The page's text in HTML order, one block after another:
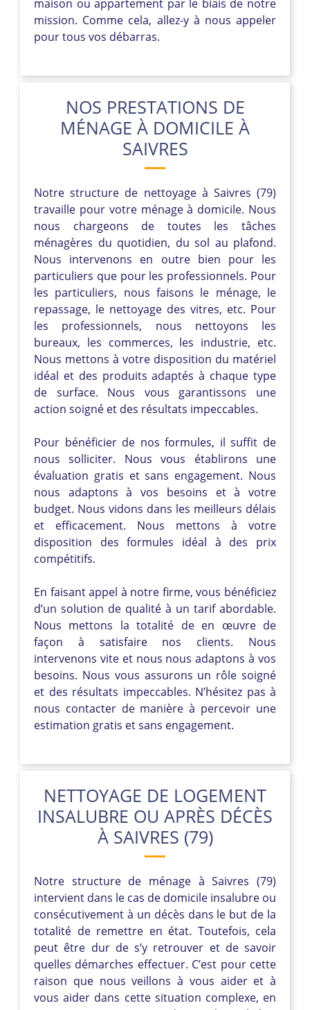
maison ou appartement par le biais de notre
mission. Comme cela, allez-y à nous appeler
pour tous vos débarras.
NOS PRESTATIONS DE
MÉNAGE À DOMICILE À
SAIVRES
Notre structure de nettoyage à Saivres (79)
travaille pour votre ménage à domicile. Nous
nous chargeons de toutes les tâches
ménagères du quotidien, du sol au plafond.
Nous intervenons en outre bien pour les
particuliers que pour les professionnels. Pour
les particuliers, nous faisons le ménage, le
repassage, le nettoyage des vitres, etc. Pour
les professionnels, nous nettoyons les
bureaux, les commerces, les industrie, etc.
Nous mettons à votre disposition du matériel
idéal et des produits adaptés à chaque type
de surface. Nous vous garantissons une
action soigné et des résultats impeccables.
Pour bénéficier de nos formules, il suffit de
nous solliciter. Nous vous établirons une
évaluation gratis et sans engagement. Nous
nous adaptons à vos besoins et à votre
budget. Nous vidons dans les meilleurs délais
et efficacement. Nous mettons à votre
disposition des formules idéal à des prix
compétitifs.
En faisant appel à notre firme, vous bénéficiez
d’un solution de qualité à un tarif abordable.
Nous mettons la totalité de en œuvre de
façon à satisfaire nos clients. Nous
intervenons vite et nous nous adaptons à vos
besoins. Nous vous assurons un rôle soigné
et des résultats impeccables. N’hésitez pas à
nous contacter de manière à percevoir une
estimation gratis et sans engagement.
NETTOYAGE DE LOGEMENT
INSALUBRE OU APRÈS DÉCÈS
À SAIVRES (79)
Notre structure de ménage à Saivres (79)
intervient dans le cas de domicile insalubre ou
consécutivement à un décès dans le but de la
totalité de remettre en état. Toutefois, cela
peut être dur de s’y retrouver et de savoir
quelles démarches effectuer. C’est pour cette
raison que nous veillons à vous aider et à
vous aider dans cette situation complexe, en